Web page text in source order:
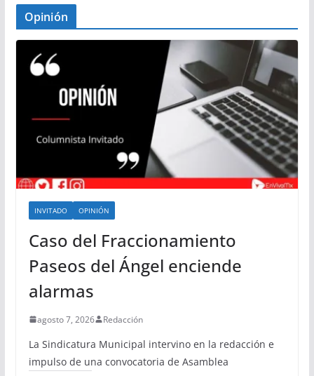
Opinión
INVITADO OPINIÓN
Caso del Fraccionamiento
Paseos del Ángel enciende
alarmas
agosto 7, 2026 Redacción
La Sindicatura Municipal intervino en la redacción e
impulso de una convocatoria de Asamblea